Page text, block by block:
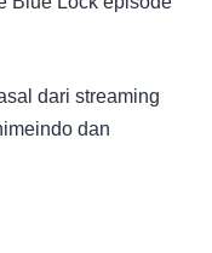
dari streaming
dan